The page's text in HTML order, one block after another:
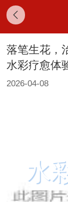
落笔生花，
水彩疗愈体
2026-04-08
水